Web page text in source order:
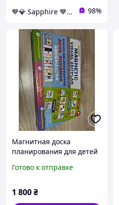
💙💎 Sapphire 💙💎 98%
Магнитная доска
планирования для детей
Готово к отправке
1 800₴